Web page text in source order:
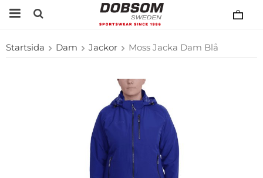
Startsida Dam Jackor Moss Jacka Dam Blå